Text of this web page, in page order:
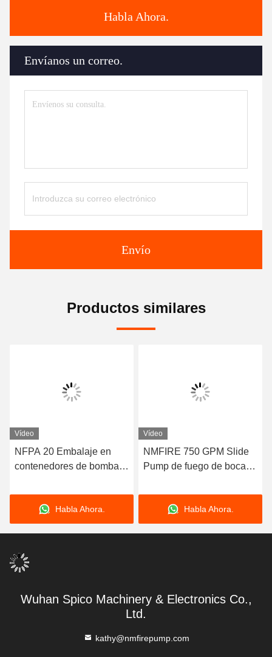
Habla Ahora.
Envíanos un correo.
Envío
Productos similares
Vídeo
NFPA 20 Embalaje en
contenedores de bombas
patín aprobado
Habla Ahora.
Vídeo
NMFIRE 750 GPM Slide
Pump de fuego de boca
de extremo EDJ sistema
de bomba de fuego
Habla Ahora.
Wuhan Spico Machinery & Electronics Co.,
Ltd.
kathy@nmfirepump.com